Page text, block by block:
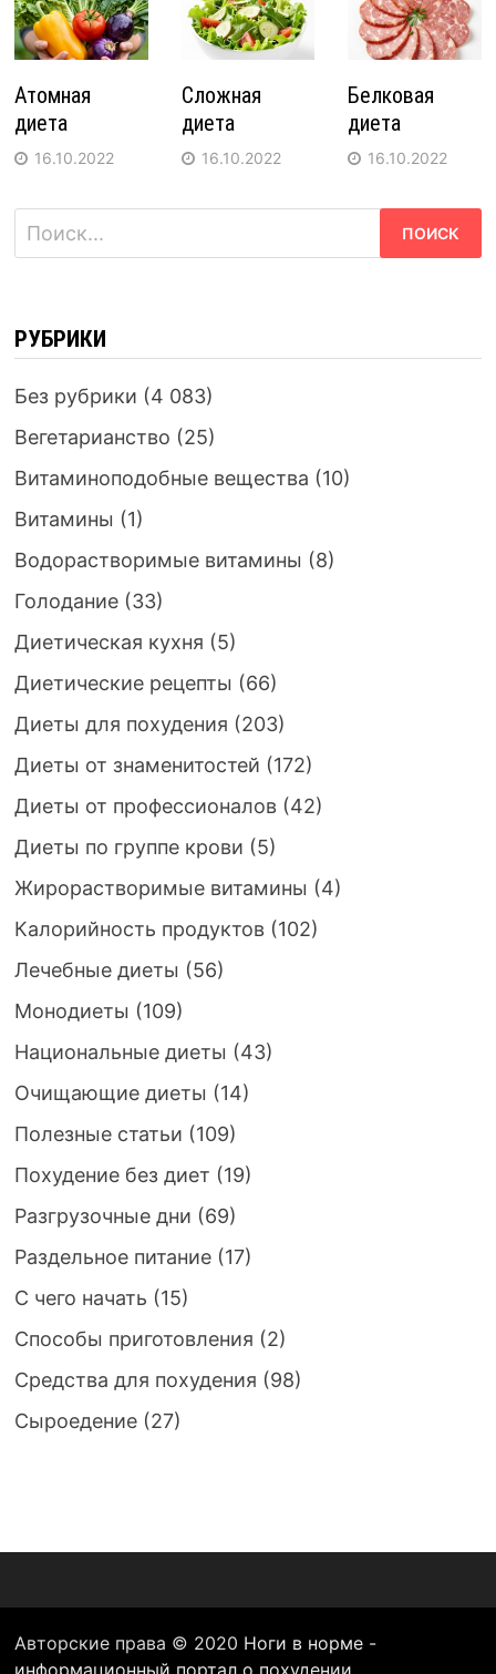
Атомная
диета
16.10.2022
Сложная
диета
16.10.2022
Белковая
диета
16.10.2022
Найти:
РУБРИКИ
Без рубрики (4 083)
Вегетарианство (25)
Витаминоподобные вещества (10)
Витамины (1)
Водорастворимые витамины (8)
Голодание(33)
Диетическая кухня (5)
Диетические рецепты (66)
Диеты для похудения (203)
Диеты от знаменитостей (172)
Диеты от профессионалов(42)
Диеты по группе крови (5)
Жирорастворимые витамины (4)
Калорийность продуктов(102)
Лечебные диеты (56)
Монодиеты (109)
Национальные диеты (43)
Очищающие диеты (14)
Полезные статьи (109)
Похудение без диет (19)
Разгрузочные дни (69)
Раздельное питание(17)
С чего начать (15)
Способы приготовления (2)
Средства для похудения (98)
Сыроедение(27)
Авторские права © 2020 Ноги в норме -